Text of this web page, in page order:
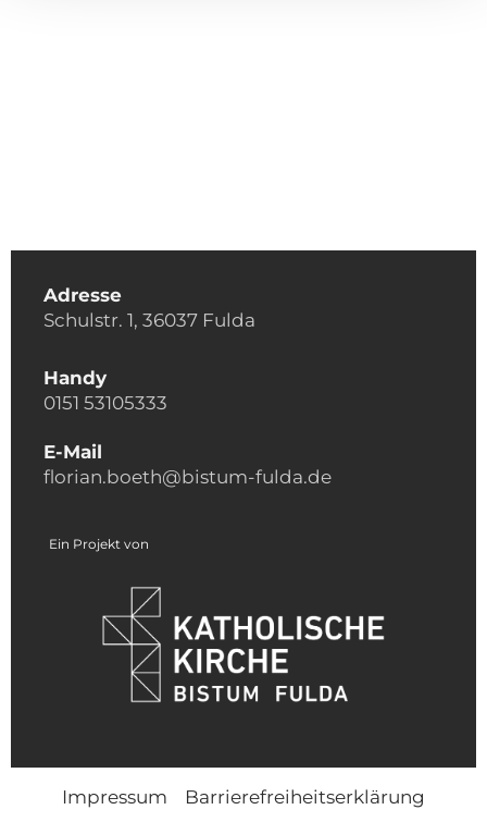
Adresse
Schulstr. 1, 36037 Fulda
Handy
0151 53105333
E-Mail
florian.boeth@bistum-fulda.de
Ein Projekt von
Impressum Barrierefreiheitserklärung